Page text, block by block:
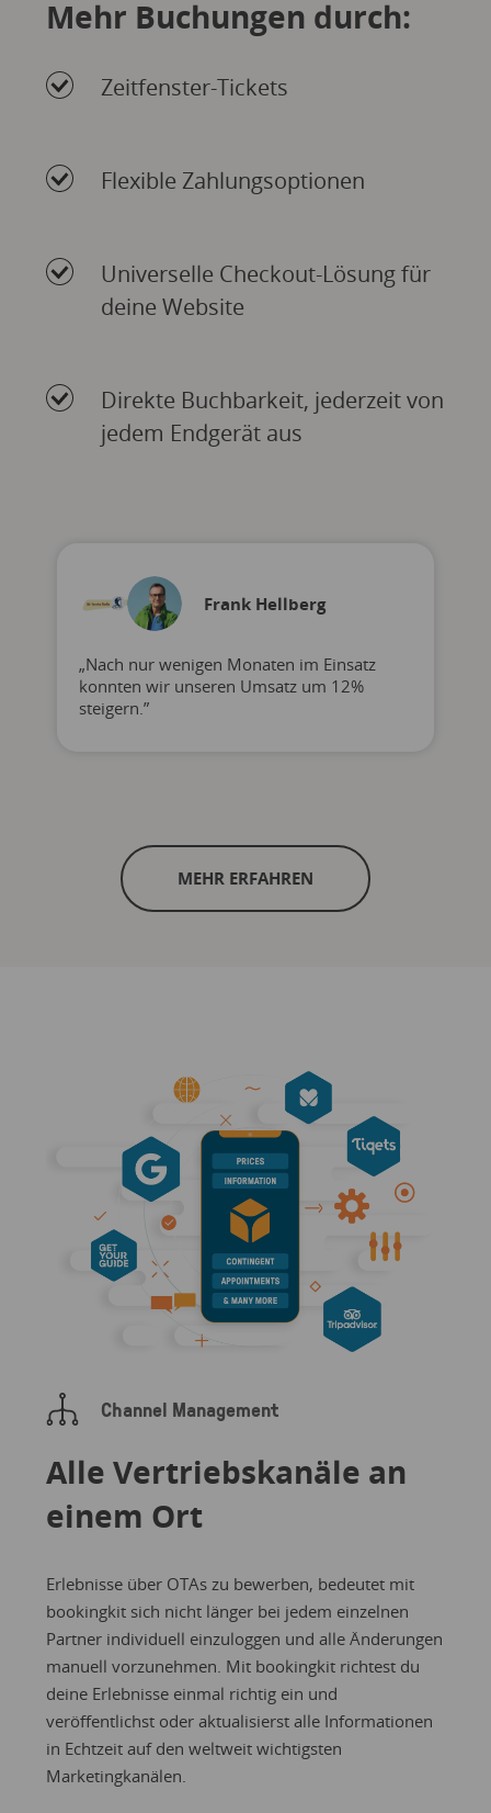
Mehr Buchungen durch:
Zeitfenster-Tickets
Flexible Zahlungsoptionen
Universelle Checkout-Lösung für
deine Website
Direkte Buchbarkeit, jederzeit von
jedem Endgerät aus
Frank Hellberg
„Nach nur wenigen Monaten im Einsatz
konnten wir unseren Umsatz um 12%
steigern.”
MEHR ERFAHREN
Channel Management
Alle Vertriebskanäle an
einem Ort
Erlebnisse über OTAs zu bewerben, bedeutet mit
bookingkit sich nicht länger bei jedem einzelnen
Partner individuell einzuloggen und alle Änderungen
manuell vorzunehmen. Mit bookingkit richtest du
deine Erlebnisse einmal richtig ein und
veröffentlichst oder aktualisierst alle Informationen
in Echtzeit auf den weltweit wichtigsten
Marketingkanälen.